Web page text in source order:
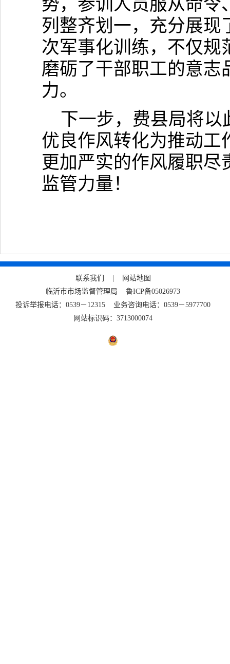
势，参训人员服从命令
列整齐划一，充分展现
次军事化训练，不仅规
磨砺了干部职工的意志
力。
下一步，费县局将
优良作风转化为推动工
更加严实的作风履职尽
监管力量！
联系我们 |
网站地图
临沂市市场监督管理局 鲁ICP备05026973
投诉举报电话：0539－12315 业务咨询电话：0539－5977700
网站标识码：3713000074